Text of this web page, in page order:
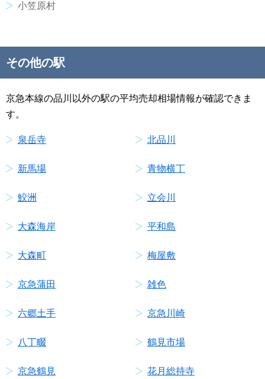
小笠原村
その他の駅
京急本線の品川以外の駅の平均売却相場情報が確認できま
す。
泉岳寺 北品川
新馬場 青物横丁
鮫洲 立会川
大森海岸 平和島
大森町 梅屋敷
京急蒲田 雑色
六郷土手 京急川崎
八丁畷 鶴見市場
京急鶴見 花月総持寺